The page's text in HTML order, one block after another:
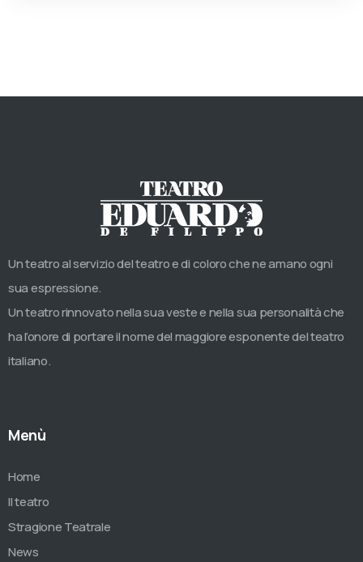
Un teatro al servizio del teatro e di coloro che ne amano ogni
sua espressione.
Un teatro rinnovato nella sua veste e nella sua personalità che
ha l’onore di portare il nome del maggiore esponente del teatro
italiano.
Menù
Home
Il teatro
Stragione Teatrale
News